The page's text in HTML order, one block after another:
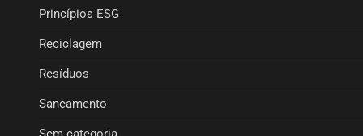
Princípios ESG
Reciclagem
Resíduos
Saneamento